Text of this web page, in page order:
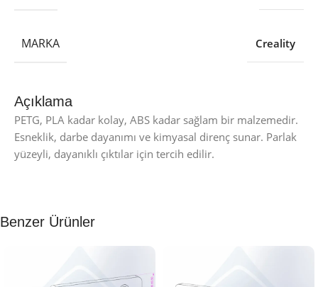
Açıklama
PETG, PLA kadar kolay, ABS kadar sağlam bir malzemedir.
Esneklik, darbe dayanımı ve kimyasal direnç sunar. Parlak
yüzeyli, dayanıklı çıktılar için tercih edilir.
MARKA Creality
Benzer Ürünler